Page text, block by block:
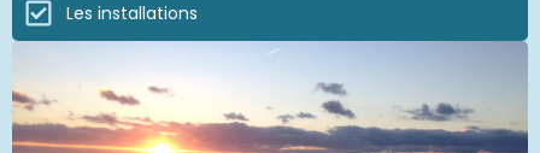
Les installations